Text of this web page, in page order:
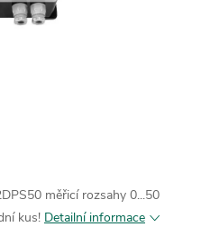
měřicí rozsahy 0...50
kus! Detailní informace